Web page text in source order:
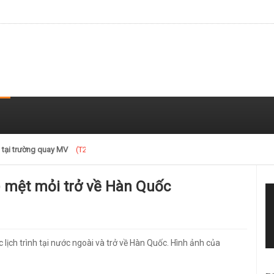
tại trường quay MV (T2) 07/05/2021
mệt mỏi trở về Hàn Quốc
lịch trình tại nước ngoài và trở về Hàn Quốc. Hình ảnh của